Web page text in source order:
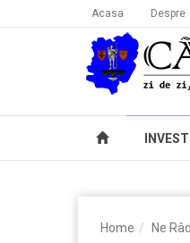
Acasa Despre
Home Ne